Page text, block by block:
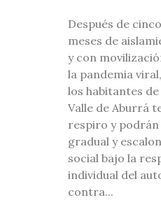
Después de
meses de
y con
la pandemia
los habitantes
Valle de Aburrá
respiro y
gradual y
social bajo la
individual del
contra...